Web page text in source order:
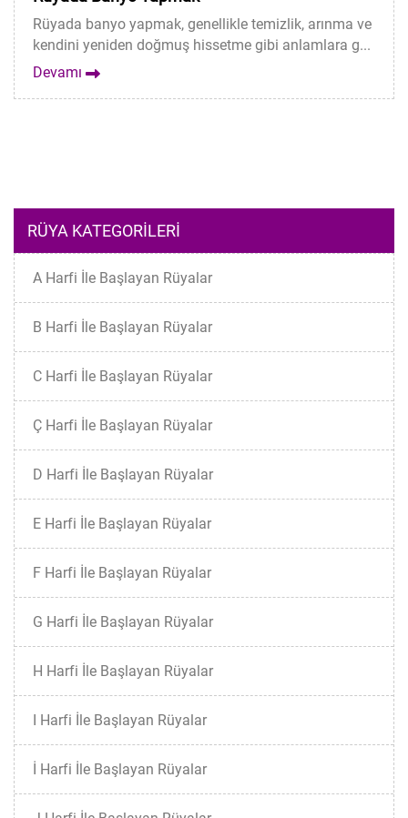
Rüyada banyo yapmak, genellikle temizlik, arınma ve
kendini yeniden doğmuş hissetme gibi anlamlara g...
Devamı
RÜYA KATEGORILERI
A Harfi İle Başlayan Rüyalar
B Harfi İle Başlayan Rüyalar
C Harfi İle Başlayan Rüyalar
Ç Harfi İle Başlayan Rüyalar
D Harfi İle Başlayan Rüyalar
E Harfi İle Başlayan Rüyalar
F Harfi İle Başlayan Rüyalar
G Harfi İle Başlayan Rüyalar
H Harfi İle Başlayan Rüyalar
I Harfi İle Başlayan Rüyalar
İ Harfi İle Başlayan Rüyalar